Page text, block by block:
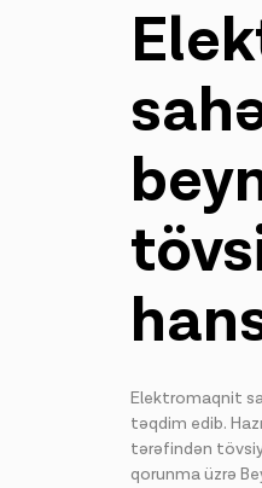
Elektromaqnit
təqdim edib.
tərəfindən
qorunma üzrə